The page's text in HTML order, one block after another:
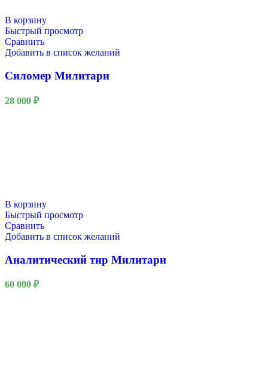
В корзину
Быстрый просмотр
Сравнить
Добавить в список желаний
Силомер Милитари
28 000 ₽
В корзину
Быстрый просмотр
Сравнить
Добавить в список желаний
Аналитический тир Милитари
60 000 ₽